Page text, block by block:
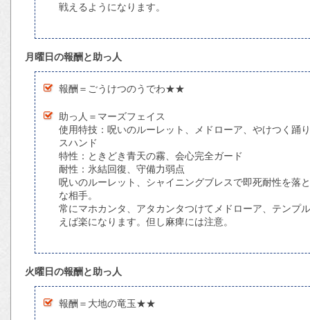
戦えるようになります。
月曜日の報酬と助っ人
報酬＝ごうけつのうでわ★★
助っ人＝マーズフェイス
使用特技：呪いのルーレット、メドローア、やけつく踊
スハンド
特性：ときどき青天の霧、会心完全ガード
耐性：氷結回復、守備力弱点
呪いのルーレット、シャイニングブレスで即死耐性を落
な相手。
常にマホカンタ、アタカンタつけてメドローア、テンプ
えば楽になります。但し麻痺には注意。
火曜日の報酬と助っ人
報酬＝大地の竜玉★★